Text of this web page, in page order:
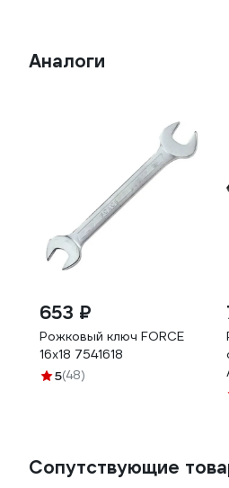
Аналоги
653 ₽
Рожковый ключ FORCE
16х18 7541618
5(48)
Сопутствующие